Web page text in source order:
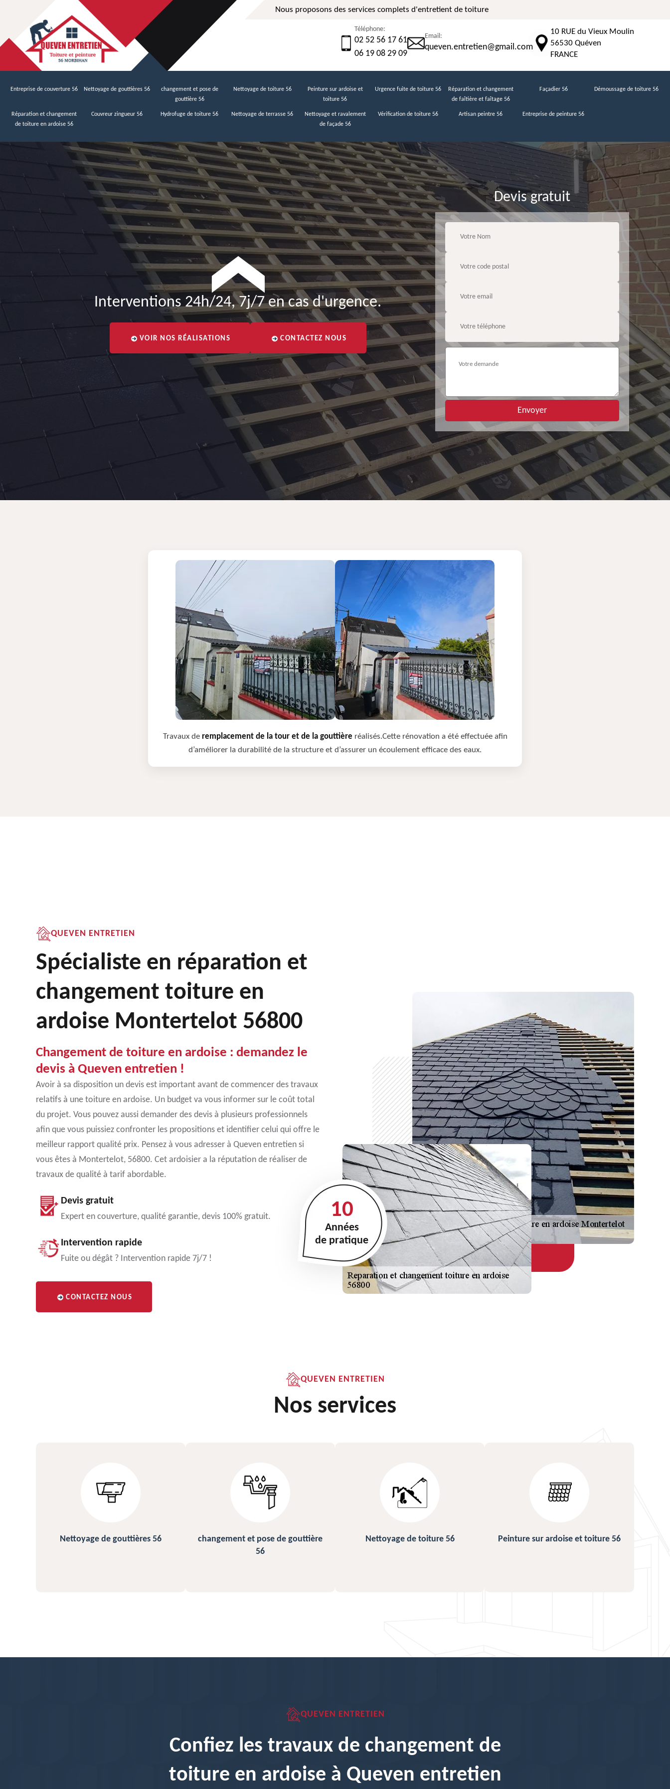
Nous proposons des services complets d'entretient de toiture
Téléphone:
02 52 56 17 61
06 19 08 29 09
Email:
queven.entretien@gmail.com
10 RUE du Vieux Moulin
56530 Quéven
FRANCE
Entreprise de couverture 56 Nettoyage de gouttières 56
changement et pose de
gouttière 56
Nettoyage de toiture 56
Peinture sur ardoise et
toiture 56
Urgence fuite de toiture 56
Réparation et changement
de faîtière et faîtage 56
Façadier 56 Démoussage de toiture 56
Réparation et changement
de toiture en ardoise 56
Couvreur zingueur 56 Hydrofuge de toiture 56 Nettoyage de terrasse 56
Nettoyage et ravalement
de façade 56
Vérification de toiture 56 Artisan peintre 56 Entreprise de peinture 56
Interventions 24h/24, 7j/7 en cas d'urgence.
VOIR NOS RÉALISATIONS CONTACTEZ NOUS
Devis gratuit
Travaux de remplacement de la tour et de la gouttière réalisés.Cette rénovation a été effectuée afin
d’améliorer la durabilité de la structure et d’assurer un écoulement efficace des eaux.
QUEVEN ENTRETIEN
Spécialiste en réparation et
changement toiture en
ardoise Montertelot 56800
Changement de toiture en ardoise : demandez le
devis à Queven entretien !
Avoir à sa disposition un devis est important avant de commencer des travaux
relatifs à une toiture en ardoise. Un budget va vous informer sur le coût total
du projet. Vous pouvez aussi demander des devis à plusieurs professionnels
afin que vous puissiez confronter les propositions et identifier celui qui offre le
meilleur rapport qualité prix. Pensez à vous adresser à Queven entretien si
vous êtes à Montertelot, 56800. Cet ardoisier a la réputation de réaliser de
travaux de qualité à tarif abordable.
Devis gratuit
Expert en couverture, qualité garantie, devis 100% gratuit.
Intervention rapide
Fuite ou dégât ? Intervention rapide 7j/7 !
CONTACTEZ NOUS
10
Années
de pratique
QUEVEN ENTRETIEN
Nos services
changement et pose de gouttière
Nettoyage de toiture 56 Peinture sur ardoise et toiture 56 Urgence fuite de toiture 56
QUEVEN ENTRETIEN
Confiez les travaux de changement de
toiture en ardoise à Queven entretien